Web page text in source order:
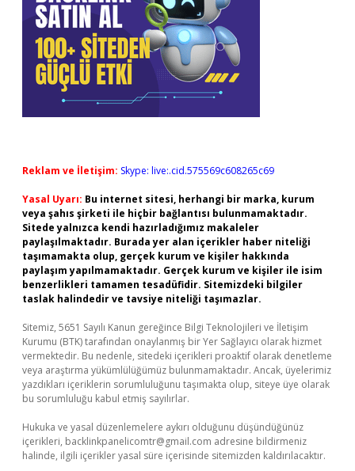
Reklam ve İletişim: Skype: live:.cid.575569c608265c69
Yasal Uyarı: Bu internet sitesi, herhangi bir marka, kurum
veya şahıs şirketi ile hiçbir bağlantısı bulunmamaktadır.
Sitede yalnızca kendi hazırladığımız makaleler
paylaşılmaktadır. Burada yer alan içerikler haber niteliği
taşımamakta olup, gerçek kurum ve kişiler hakkında
paylaşım yapılmamaktadır. Gerçek kurum ve kişiler ile isim
benzerlikleri tamamen tesadüfidir. Sitemizdeki bilgiler
taslak halindedir ve tavsiye niteliği taşımazlar.
Sitemiz, 5651 Sayılı Kanun gereğince Bilgi Teknolojileri ve İletişim
Kurumu (BTK) tarafından onaylanmış bir Yer Sağlayıcı olarak hizmet
vermektedir. Bu nedenle, sitedeki içerikleri proaktif olarak denetleme
veya araştırma yükümlülüğümüz bulunmamaktadır. Ancak, üyelerimiz
yazdıkları içeriklerin sorumluluğunu taşımakta olup, siteye üye olarak
bu sorumluluğu kabul etmiş sayılırlar.
Hukuka ve yasal düzenlemelere aykırı olduğunu düşündüğünüz
içerikleri, backlinkpanelicomtr@gmail.com adresine bildirmeniz
halinde, ilgili içerikler yasal süre içerisinde sitemizden kaldırılacaktır.